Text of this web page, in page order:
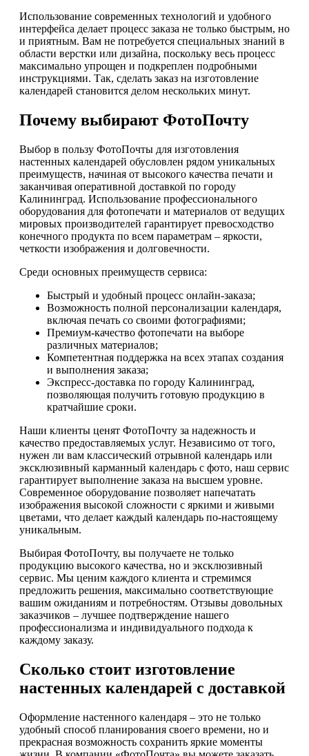
Использование современных технологий и удобного
интерфейса делает процесс заказа не только быстрым, но
и приятным. Вам не потребуется специальных знаний в
области верстки или дизайна, поскольку весь процесс
максимально упрощен и подкреплен подробными
инструкциями. Так, сделать заказ на изготовление
календарей становится делом нескольких минут.
Почему выбирают ФотоПочту
Выбор в пользу ФотоПочты для изготовления
настенных календарей обусловлен рядом уникальных
преимуществ, начиная от высокого качества печати и
заканчивая оперативной доставкой по городу
Калининград. Использование профессионального
оборудования для фотопечати и материалов от ведущих
мировых производителей гарантирует превосходство
конечного продукта по всем параметрам – яркости,
четкости изображения и долговечности.
Среди основных преимуществ сервиса:
Быстрый и удобный процесс онлайн-заказа;
Возможность полной персонализации календаря,
включая печать со своими фотографиями;
Премиум-качество фотопечати на выборе
различных материалов;
Компетентная поддержка на всех этапах создания
и выполнения заказа;
Экспресс-доставка по городу Калининград,
позволяющая получить готовую продукцию в
кратчайшие сроки.
Наши клиенты ценят ФотоПочту за надежность и
качество предоставляемых услуг. Независимо от того,
нужен ли вам классический отрывной календарь или
эксклюзивный карманный календарь с фото, наш сервис
гарантирует выполнение заказа на высшем уровне.
Современное оборудование позволяет напечатать
изображения высокой сложности с яркими и живыми
цветами, что делает каждый календарь по-настоящему
уникальным.
Выбирая ФотоПочту, вы получаете не только
продукцию высокого качества, но и эксклюзивный
сервис. Мы ценим каждого клиента и стремимся
предложить решения, максимально соответствующие
вашим ожиданиям и потребностям. Отзывы довольных
заказчиков – лучшее подтверждение нашего
профессионализма и индивидуального подхода к
каждому заказу.
Сколько стоит изготовление
настенных календарей с доставкой
Оформление настенного календаря – это не только
удобный способ планирования своего времени, но и
прекрасная возможность сохранить яркие моменты